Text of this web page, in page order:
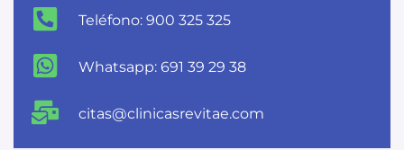
Teléfono: 900 325 325
Whatsapp: 691 39 29 38
citas@clinicasrevitae.com